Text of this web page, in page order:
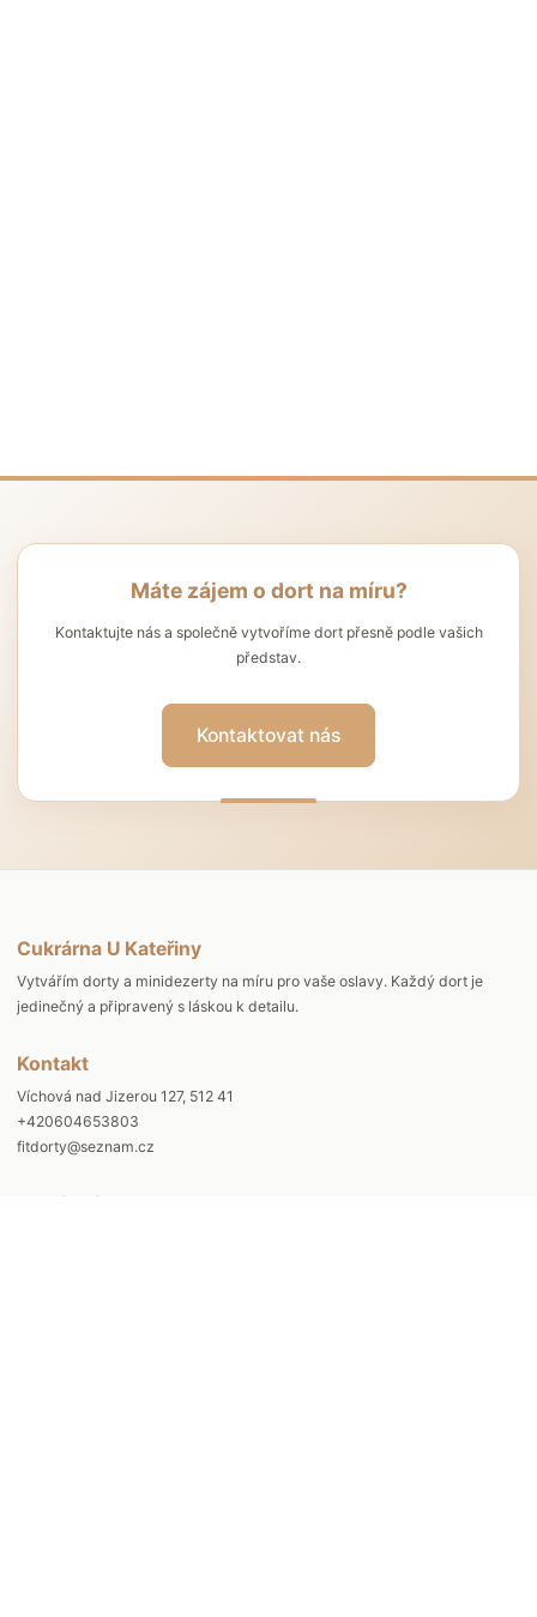
Máte zájem o dort na míru?
Kontaktujte nás a společně vytvoříme dort přesně podle vašich
představ.
Kontaktovat nás
Cukrárna U Kateřiny
Vytvářím dorty a minidezerty na míru pro vaše oslavy. Každý dort je
jedinečný a připravený s láskou k detailu.
Kontakt
Víchová nad Jizerou 127, 512 41
+420604653803
fitdorty@seznam.cz
Otevírací doba